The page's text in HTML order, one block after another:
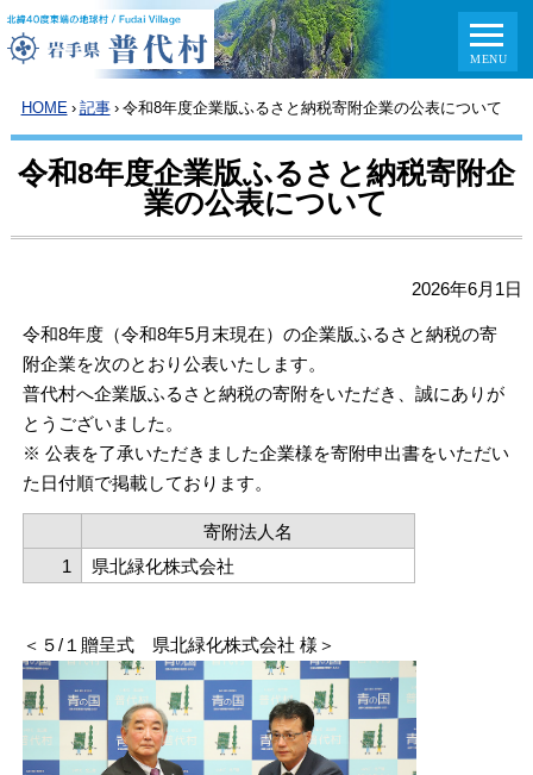
HOME › 記事 › 令和8年度企業版ふるさと納税寄附企業の公表について
令和8年度企業版ふるさと納税寄附企
業の公表について
2026年6月1日
令和8年度（令和8年5月末現在）の企業版ふるさと納税の寄
附企業を次のとおり公表いたします。
普代村へ企業版ふるさと納税の寄附をいただき、誠にありが
とうございました。
※ 公表を了承いただきました企業様を寄附申出書をいただい
た日付順で掲載しております。
寄附法人名
1
県北緑化株式会社
＜５/１贈呈式 県北緑化株式会社 様＞